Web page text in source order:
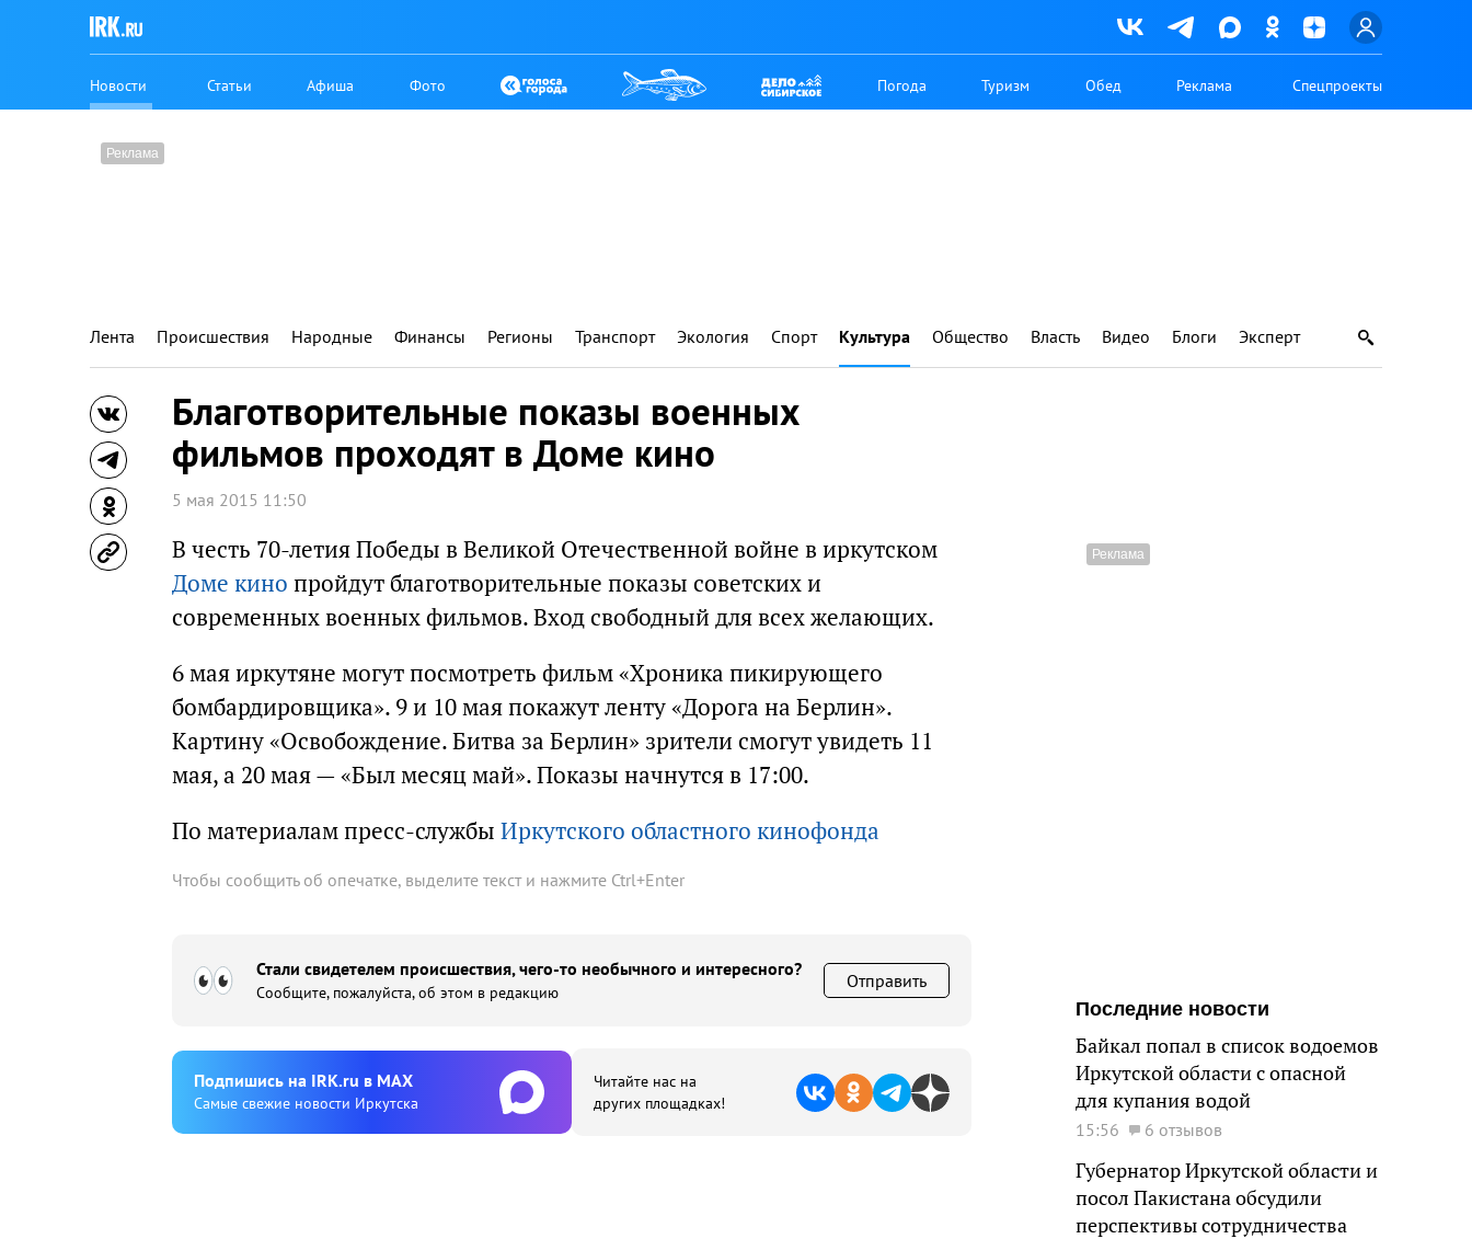
Новости Статьи Афиша Фото Погода Туризм Обед Реклама Спецпроекты
Лента Происшествия Народные Финансы Регионы Транспорт Экология Спорт Культура Общество Власть Видео Блоги Эксперт
Благотворительные показы военных
фильмов проходят в Доме кино
5 мая 2015 11:50
В честь 70-летия Победы в Великой Отечественной войне в иркутском
Доме кино пройдут благотворительные показы советских и
современных военных фильмов. Вход свободный для всех желающих.
6 мая иркутяне могут посмотреть фильм «Хроника пикирующего
бомбардировщика». 9 и 10 мая покажут ленту «Дорога на Берлин».
Картину «Освобождение. Битва за Берлин» зрители смогут увидеть 11
мая, а 20 мая — «Был месяц май». Показы начнутся в 17:00.
По материалам пресс-службы Иркутского областного кинофонда
Чтобы сообщить об опечатке, выделите текст и нажмите Ctrl+Enter
Стали свидетелем происшествия, чего-то необычного и интересного?
Сообщите, пожалуйста, об этом в редакцию
Отправить
Подпишиcь на IRK.ru в MAX
Cамые свежие новости Иркутска
Читайте нас на
других площадках!
Последние новости
Байкал попал в список водоемов
Иркутской области с опасной
для купания водой
15:56 6 отзывов
Губернатор Иркутской области и
посол Пакистана обсудили
перспективы сотрудничества